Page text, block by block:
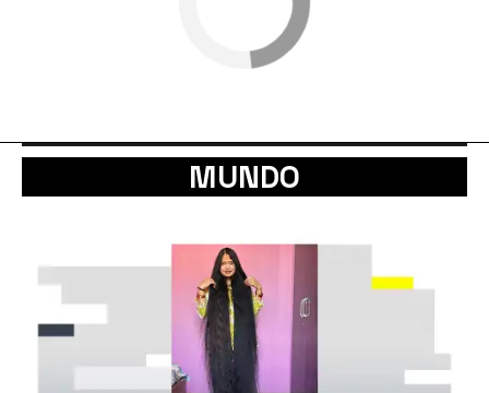
MUNDO